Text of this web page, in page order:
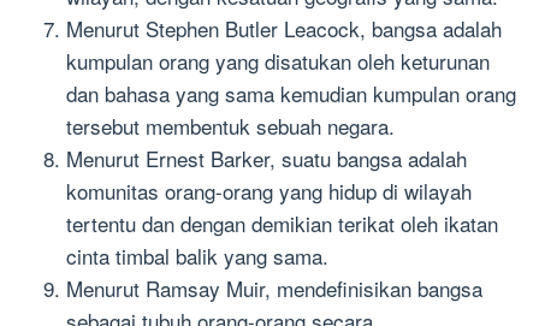
Menurut Stephen Butler Leacock, bangsa adalah
kumpulan orang yang disatukan oleh keturunan
dan bahasa yang sama kemudian kumpulan orang
tersebut membentuk sebuah negara.
Menurut Ernest Barker, suatu bangsa adalah
komunitas orang-orang yang hidup di wilayah
tertentu dan dengan demikian terikat oleh ikatan
cinta timbal balik yang sama.
Menurut Ramsay Muir, mendefinisikan bangsa